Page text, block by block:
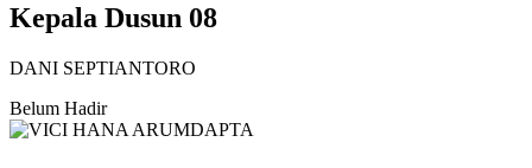
Kepala Dusun 08
DANI SEPTIANTORO
Belum Hadir